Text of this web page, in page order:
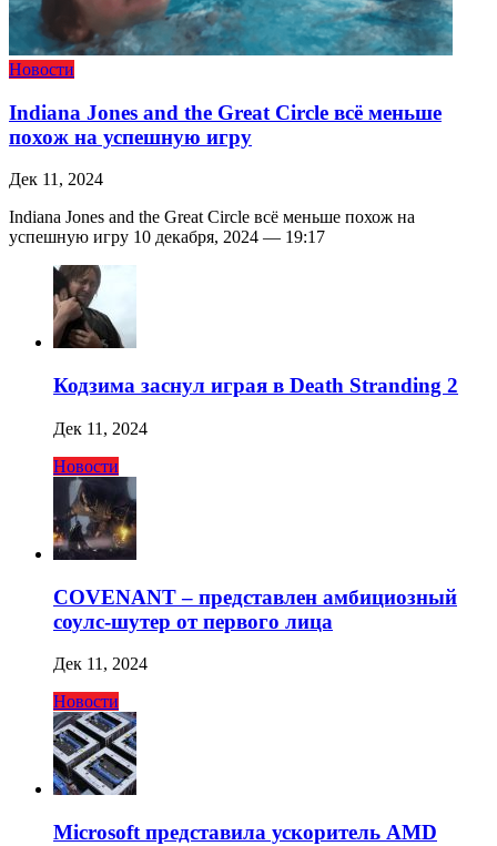
Новости
Indiana Jones and the Great Circle всё меньше
похож на успешную игру
Дек 11, 2024
Indiana Jones and the Great Circle всё меньше похож на
успешную игру 10 декабря, 2024 — 19:17
Кодзима заснул играя в Death Stranding 2
Дек 11, 2024
Новости
COVENANT – представлен амбициозный
соулс-шутер от первого лица
Дек 11, 2024
Новости
Microsoft представила ускоритель AMD